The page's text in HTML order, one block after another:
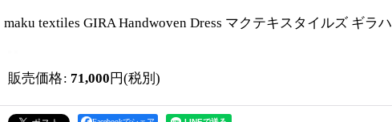
maku textiles GIRA Handwoven Dress マクテキスタイルズ ギラ
販売価格: 71,000 円(税別)